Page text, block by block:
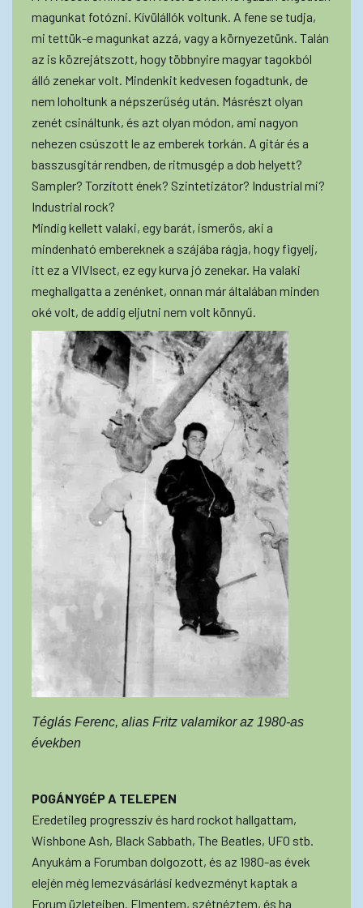
magunkat fotózni. Kívülállók voltunk. A fene se tudja,
mi tettük-e magunkat azzá, vagy a környezetünk. Talán
az is közrejátszott, hogy többnyire magyar tagokból
álló zenekar volt. Mindenkit kedvesen fogadtunk, de
nem loholtunk a népszerűség után. Másrészt olyan
zenét csináltunk, és azt olyan módon, ami nagyon
nehezen csúszott le az emberek torkán. A gitár és a
basszusgitár rendben, de ritmusgép a dob helyett?
Sampler? Torzított ének? Szintetizátor? Industrial mi?
Industrial rock?
Mindig kellett valaki, egy barát, ismerős, aki a
mindenható embereknek a szájába rágja, hogy figyelj,
itt ez a VIVIsect, ez egy kurva jó zenekar. Ha valaki
meghallgatta a zenénket, onnan már általában minden
oké volt, de addig eljutni nem volt könnyű.
Téglás Ferenc, alias Fritz valamikor az 1980-as
években
POGÁNYGÉP A TELEPEN
Eredetileg progresszív és hard rockot hallgattam,
Wishbone Ash, Black Sabbath, The Beatles, UFO stb.
Anyukám a Forumban dolgozott, és az 1980-as évek
elején még lemezvásárlási kedvezményt kaptak a
Forum üzleteiben. Elmentem, szétnéztem, és ha